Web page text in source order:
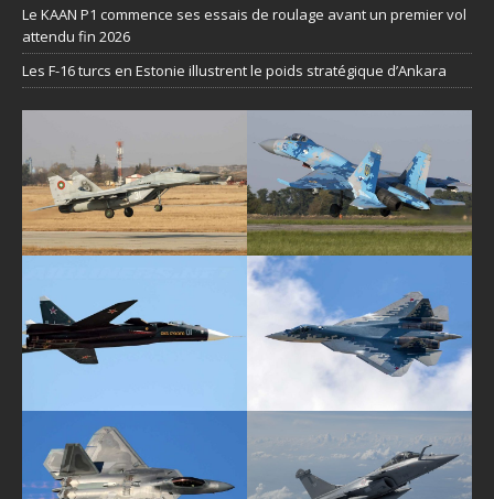
Le KAAN P1 commence ses essais de roulage avant un premier vol
attendu fin 2026
Les F-16 turcs en Estonie illustrent le poids stratégique d’Ankara